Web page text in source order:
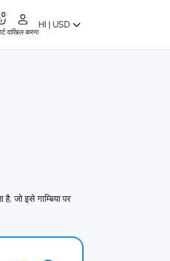
0
दाखिल करना
HI | USD
जो इसे गाम्बिया पर